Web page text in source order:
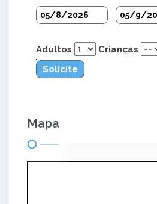
Adultos
Crianças
Solicite
Mapa